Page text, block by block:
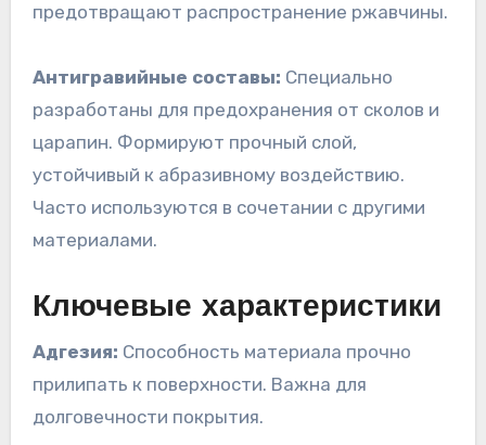
предотвращают распространение ржавчины.
Антигравийные составы: Специально
разработаны для предохранения от сколов и
царапин. Формируют прочный слой,
устойчивый к абразивному воздействию.
Часто используются в сочетании с другими
материалами.
Ключевые характеристики
Адгезия: Способность материала прочно
прилипать к поверхности. Важна для
долговечности покрытия.